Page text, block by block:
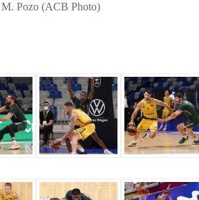
M. Pozo (ACB Photo)